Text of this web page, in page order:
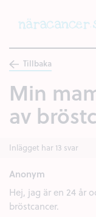
Tillbaka
Min
av
Inlägget har 13 svar
Anonym
Hej, jag är en 24 år
bröstcancer.